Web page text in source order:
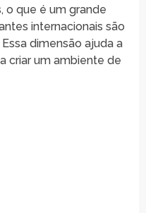
o que é um grande
internacionais são
dimensão ajuda a
criar um ambiente de